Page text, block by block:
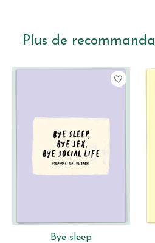
Plus de
Articles du carrousel de produits
Bye sleep